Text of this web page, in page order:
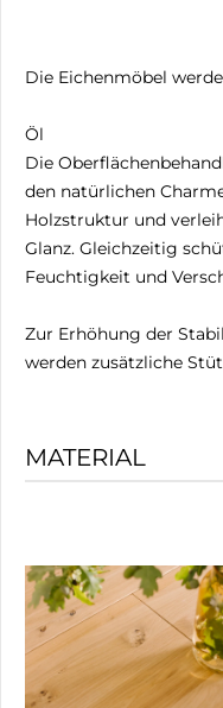
Die Eichenmöbel
Öl
Die
den natürlichen
Holzstruktur und
Glanz. Gleichzeitig
Feuchtigkeit und
Zur Erhöhung der
werden zusätzliche
MATERIAL